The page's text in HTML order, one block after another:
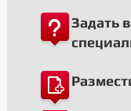
Задать